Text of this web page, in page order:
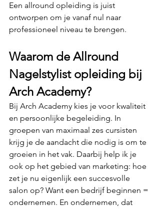
Een allround opleiding is juist
ontworpen om je vanaf nul naar
professioneel niveau te brengen.
Waarom de Allround
Nagelstylist opleiding bij
Arch Academy?
Bij Arch Academy kies je voor kwaliteit
en persoonlijke begeleiding. In
groepen van maximaal zes cursisten
krijg je de aandacht die nodig is om te
groeien in het vak. Daarbij help ik je
ook op het gebied van marketing: hoe
zet je nu eigenlijk een succesvolle
salon op? Want een bedrijf beginnen =
ondernemen. En ondernemen, dat